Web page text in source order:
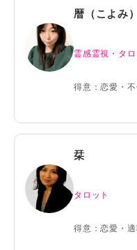
暦（こよみ）
霊感霊視・タロ
得意：恋愛・
栞
タロット
得意：恋愛・